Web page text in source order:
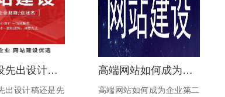
网站建设先出设计稿还是先做原型?
出设计稿还是先
高端网站如何成为企业第二张名片?
高端网站如何成为企业第二